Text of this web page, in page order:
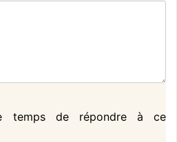
temps de répondre à ce